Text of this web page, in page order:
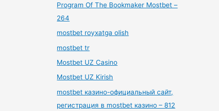
Program Of The Bookmaker Mostbet –
264
mostbet royxatga olish
mostbet tr
Mostbet UZ Casino
Mostbet UZ Kirish
mostbet казино-официальный сайт,
регистрация в mostbet казино – 812